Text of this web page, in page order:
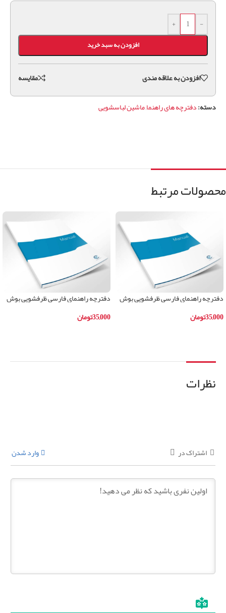
-
+
افزودن به سبد خرید
افزودن به علاقه مندی مقايسه
دسته:دفترچه های راهنما,ماشین لباسشویی
محصولات مرتبط
دفترچه راهنمای فارسی ظرفشویی بوش
35,000تومان
دفترچه راهنمای فارسی ظرفشویی بوش
35,000تومان
نظرات
اشتراک در وارد شدن